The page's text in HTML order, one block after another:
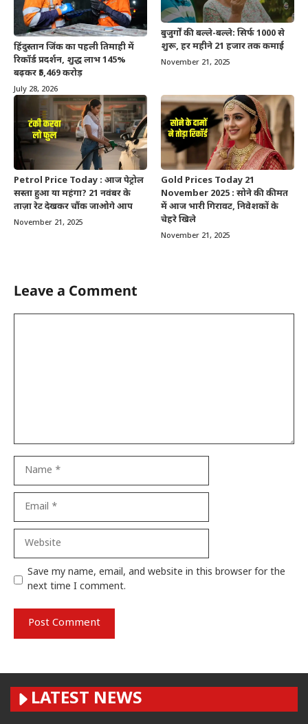
हिंदुस्तान जिंक का पहली तिमाही में
रिकॉर्ड प्रदर्शन, शुद्ध लाभ 145%
बढ़कर ₹5,469 करोड़
July 28, 2026
बुजुर्गों की बल्ले-बल्ले: सिर्फ 1000 से
शुरू, हर महीने 21 हजार तक कमाई
November 21, 2025
Petrol Price Today : आज पेट्रोल
सस्ता हुआ या महंगा? 21 नवंबर के
ताज़ा रेट देखकर चौंक जाओगे आप
November 21, 2025
Gold Prices Today 21
November 2025 : सोने की कीमत
में आज भारी गिरावट, निवेशकों के
चेहरे खिले
November 21, 2025
Leave a Comment
Website
Save my name, email, and website in this browser for the
next time I comment.
LATEST NEWS